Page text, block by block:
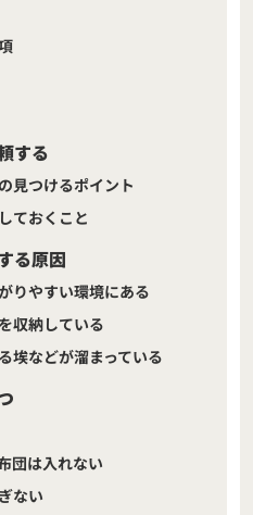
する
見つけるポイント
ておくこと
る原因
りやすい環境にある
収納している
埃などが溜まっている
団は入れない
ない